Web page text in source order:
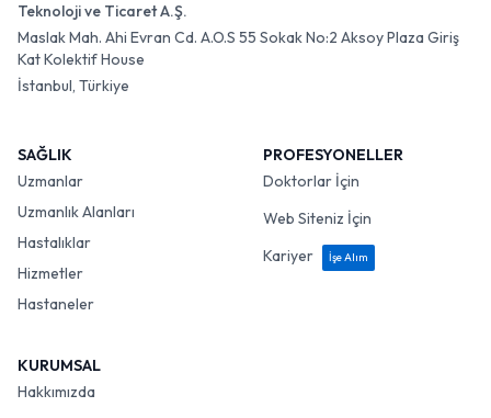
Teknoloji ve Ticaret A.Ş.
Maslak Mah. Ahi Evran Cd. A.O.S 55 Sokak No:2 Aksoy Plaza Giriş
Kat Kolektif House
İstanbul, Türkiye
SAĞLIK
Uzmanlar
Uzmanlık Alanları
Hastalıklar
Hizmetler
Hastaneler
PROFESYONELLER
Doktorlar İçin
Web Siteniz İçin
Kariyer
İşe Alım
KURUMSAL
Hakkımızda